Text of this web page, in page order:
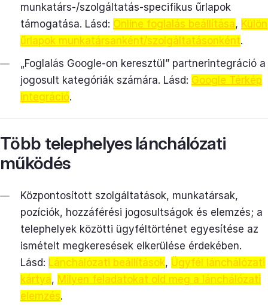
munkatárs-/szolgáltatás-specifikus űrlapok
támogatása. Lásd: Online foglalás beállítása, Külön
űrlapok munkatársanként/szolgáltatásonként.
„Foglalás Google-on keresztül” partnerintegráció a
jogosult kategóriák számára. Lásd: Google Térkép
integráció.
Több telephelyes lánchálózati
működés
Központosított szolgáltatások, munkatársak,
pozíciók, hozzáférési jogosultságok és elemzés; a
telephelyek közötti ügyféltörténet egyesítése az
ismételt megkeresések elkerülése érdekében.
Lásd: Lánchálózati beállítások, Ügyfél lánchálózati
kártya, Milyen feladatokat old meg a lánchálózati
elemzés.